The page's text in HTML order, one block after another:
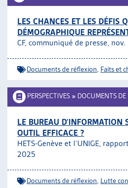
LES CHANCES ET LES DÉFIS
DÉMOGRAPHIQUE
CF, communiqué de presse,
Documents de réflexion Faits et
PERSPECTIVES » DOCUMENTS DE
LE BUREAU D’INFORMATION
OUTIL EFFICACE ?
HETS-Genève et l’UNIGE,
2025
Documents de réflexion Lutte